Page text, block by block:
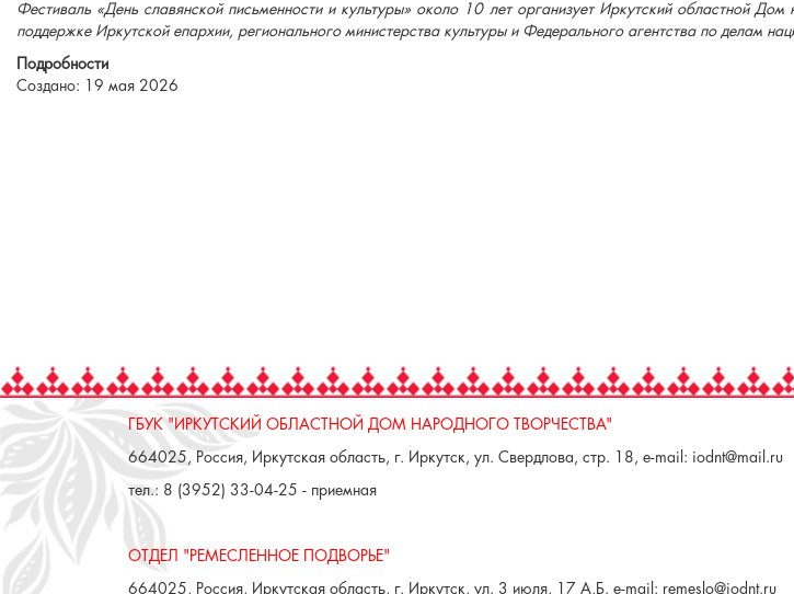
Фестиваль «День славянской письменности и культуры» около 10 лет организует Иркутский областной Дом
поддержке Иркутской епархии, регионального министерства культуры и Федерального агентства по делам
Подробности
Создано: 19 мая 2026
ГБУК "ИРКУТСКИЙ ОБЛАСТНОЙ ДОМ НАРОДНОГО ТВОРЧЕСТВА"
664025, Россия, Иркутская область, г. Иркутск, ул. Свердлова, стр. 18, e-mail: iodnt@mail.ru
тел.: 8 (3952) 33-04-25 - приемная
ОТДЕЛ "РЕМЕСЛЕННОЕ ПОДВОРЬЕ"
664025, Россия, Иркутская область, г. Иркутск, ул. 3 июля, 17 А,Б. e-mail: remeslo@iodnt.ru